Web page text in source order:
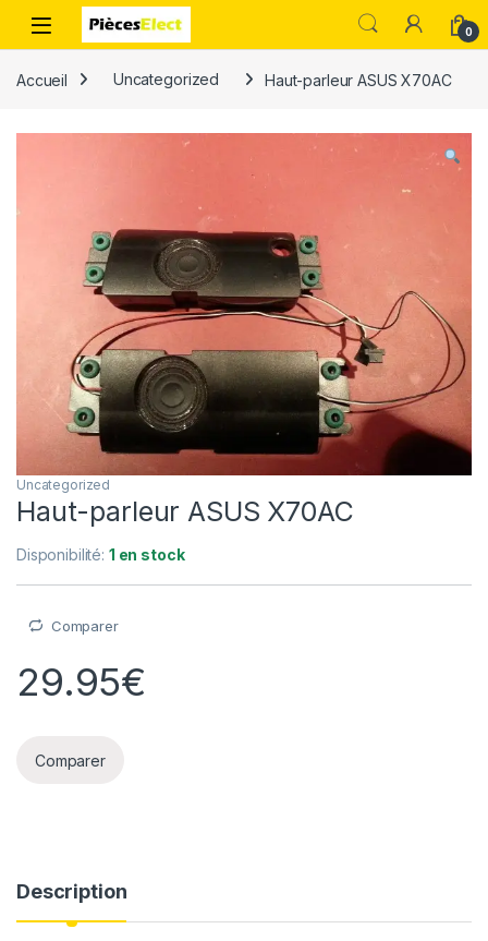
0
Accueil Uncategorized Haut-parleur ASUS X70AC
Uncategorized
Haut-parleur ASUS X70AC
Disponibilité: 1 en stock
Comparer
29.95€
Comparer
Description